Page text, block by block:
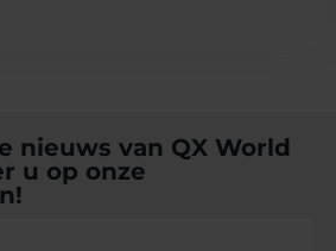
nieuws van QX World
u op onze